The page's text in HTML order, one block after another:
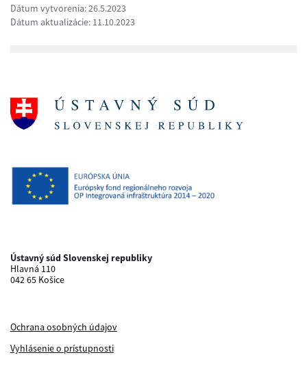
Dátum vytvorenia: 26.5.2023
Dátum aktualizácie: 11.10.2023
Ústavný súd Slovenskej republiky
Hlavná 110
042 65 Košice
Ochrana osobných údajov
Vyhlásenie o prístupnosti